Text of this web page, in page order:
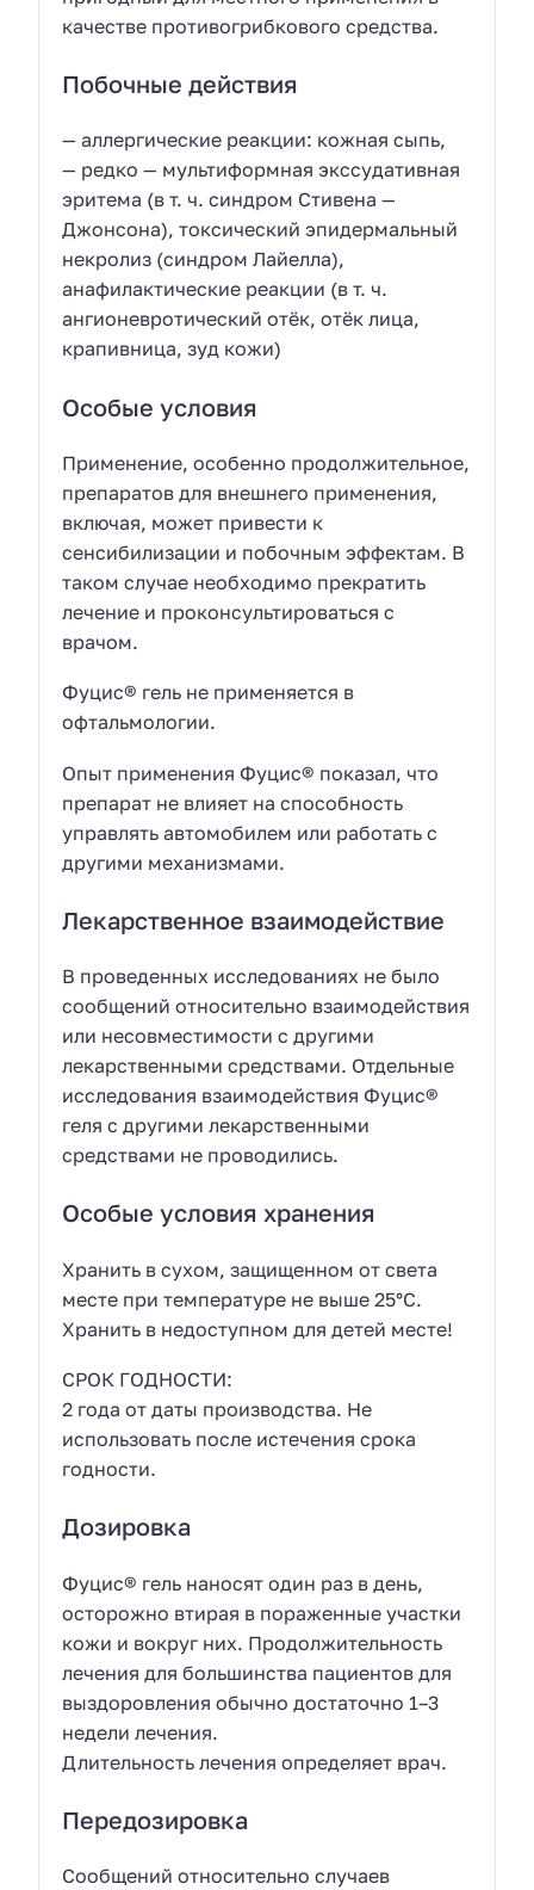
качестве противогрибкового средства.
Побочные действия
— аллергические реакции: кожная сыпь,
— редко — мультиформная экссудативная
эритема (в т. ч. синдром Стивена —
Джонсона), токсический эпидермальный
некролиз (синдром Лайелла),
анафилактические реакции (в т. ч.
ангионевротический отёк, отёк лица,
крапивница, зуд кожи)
Особые условия
Применение, особенно продолжительное,
препаратов для внешнего применения,
включая, может привести к
сенсибилизации и побочным эффектам. В
таком случае необходимо прекратить
лечение и проконсультироваться с
врачом.
Фуцис® гель не применяется в
офтальмологии.
Опыт применения Фуцис® показал, что
препарат не влияет на способность
управлять автомобилем или работать с
другими механизмами.
Лекарственное взаимодействие
В проведенных исследованиях не было
сообщений относительно взаимодействия
или несовместимости с другими
лекарственными средствами. Отдельные
исследования взаимодействия Фуцис®
геля с другими лекарственными
средствами не проводились.
Особые условия хранения
Хранить в сухом, защищенном от света
месте при температуре не выше 25°С.
Хранить в недоступном для детей месте!
СРОК ГОДНОСТИ:
2 года от даты производства. Не
использовать после истечения срока
годности.
Дозировка
Фуцис® гель наносят один раз в день,
осторожно втирая в пораженные участки
кожи и вокруг них. Продолжительность
лечения для большинства пациентов для
выздоровления обычно достаточно 1–3
недели лечения.
Длительность лечения определяет врач.
Передозировка
Сообщений относительно случаев